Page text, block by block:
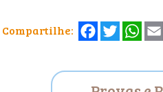
Compartilhe: FacebookTwitter